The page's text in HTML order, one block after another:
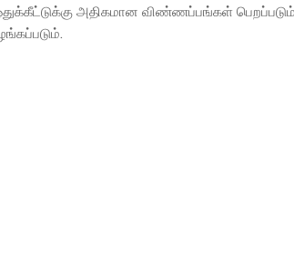
அதிகமான விண்ணப்பங்கள் பெறப்படும்